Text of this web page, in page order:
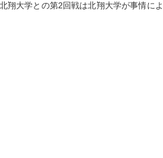
翔大学との第2回戦は北翔大学が事情に